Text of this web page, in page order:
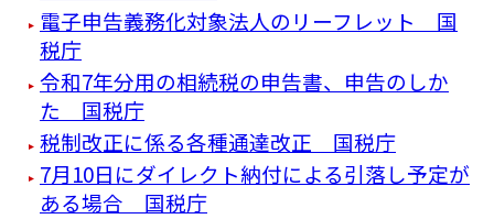
電子申告義務化対象法人のリーフレット 国
税庁
令和7年分用の相続税の申告書、申告のしか
た 国税庁
税制改正に係る各種通達改正 国税庁
7月10日にダイレクト納付による引落し予定が
ある場合 国税庁